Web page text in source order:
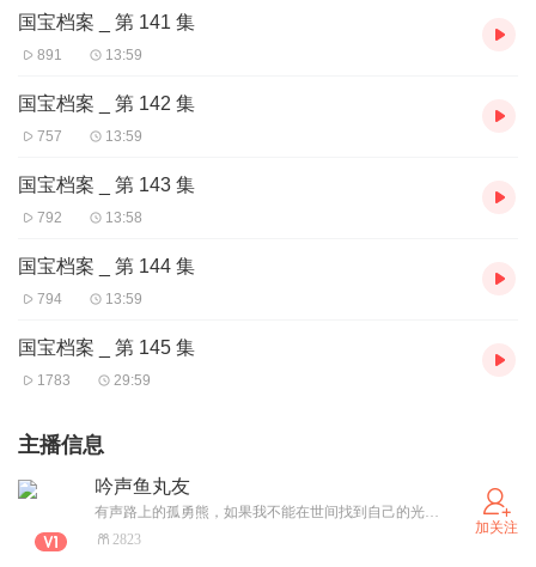
国宝档案 _ 第 141 集
891 13:59
国宝档案 _ 第 142 集
757 13:59
国宝档案 _ 第 143 集
792 13:58
国宝档案 _ 第 144 集
794 13:59
国宝档案 _ 第 145 集
1783 29:59
主播信息
吟声鱼丸友
有声路上的孤勇熊，如果我不能在世间找到自己的光，那我就化身成光照亮世界燃烧自己，活出自己的精彩！普通话二级甲等，钟祥市朗诵协会会员，喜欢听音乐，朗诵，希望成为一个眼中有光的声音工作者！
2823
加关注